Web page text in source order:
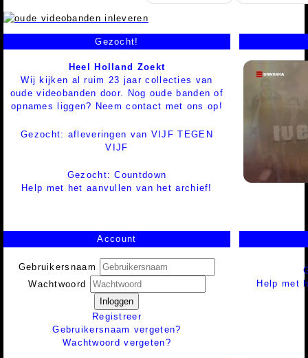
Gezocht!
Heel Holland Zoekt
Wij kijken al ruim 23 jaar collecties van
oude videobanden door. Nog oude banden of
opnames liggen? Neem contact met ons op!
Gezocht: afleveringen van VIJF TEGEN
VIJF
Gezocht: Countdown
Help met het aanvullen van het archief!
Account
Gebruikersnaam
Wachtwoord
Inloggen
Registreer
Gebruikersnaam vergeten?
Wachtwoord vergeten?
Help met